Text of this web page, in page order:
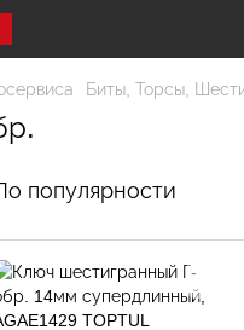
Биты, Торсы,
популярности